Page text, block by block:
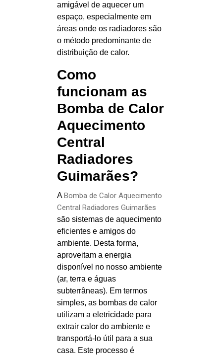
amigável de aquecer um
espaço, especialmente em
áreas onde os radiadores são
o método predominante de
distribuição de calor.
Como
funcionam as
Bomba de Calor
Aquecimento
Central
Radiadores
Guimarães?
ABomba de Calor Aquecimento
Central Radiadores Guimarães
são sistemas de aquecimento
eficientes e amigos do
ambiente. Desta forma,
aproveitam a energia
disponível no nosso ambiente
(ar, terra e águas
subterrâneas). Em termos
simples, as bombas de calor
utilizam a eletricidade para
extrair calor do ambiente e
transportá-lo útil para a sua
casa. Este processo é